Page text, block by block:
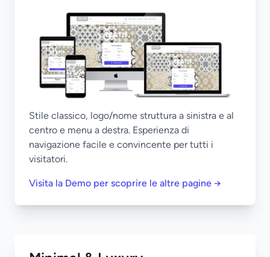
Stile classico, logo/nome struttura a sinistra e al
centro e menu a destra. Esperienza di
navigazione facile e convincente per tutti i
visitatori.
Visita la Demo per scoprire le altre pagine →